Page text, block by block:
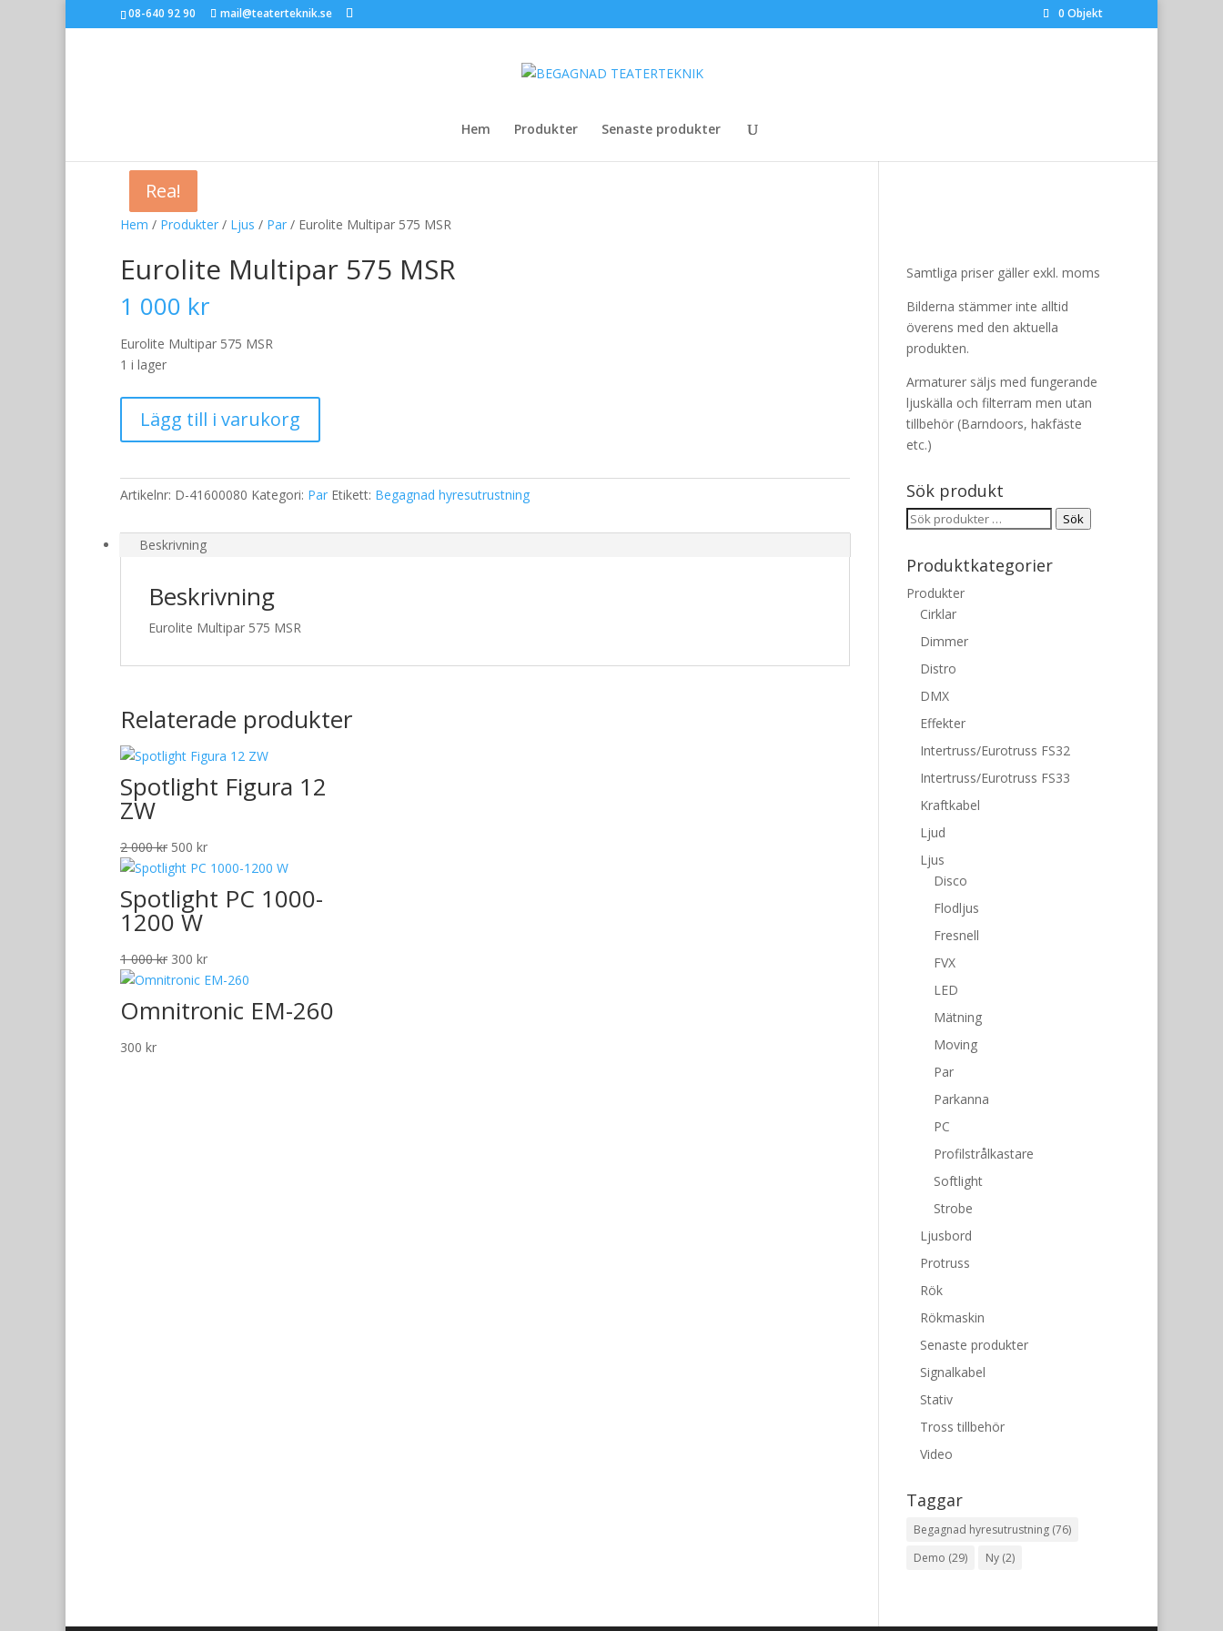
08-640 92 90 mail@teaterteknik.se 0 Objekt
Hem Produkter Senaste produkter
Hem / Produkter / Ljus / Par / Eurolite Multipar 575 MSR
Eurolite Multipar 575 MSR
1 000 kr
Eurolite Multipar 575 MSR
1 i lager
Multipar
575
mängd
Lägg till i varukorg
Artikelnr: D-41600080 Kategori: Par Etikett: Begagnad hyresutrustning
Beskrivning
Beskrivning
Eurolite Multipar 575 MSR
Relaterade produkter
Rea!
Spotlight Figura 12
ZW
2 000kr Det
ursprungliga
priset
var:
2
000 kr.
500 krDet
nuvarande
priset
är:
Rea!
Spotlight PC 1000-
1200 W
1 000kr Det
ursprungliga
priset
var:
300 krDet
nuvarande
priset
är:
Omnitronic EM-260
300 kr
Samtliga priser gäller exkl. moms
Bilderna stämmer inte alltid
överens med den aktuella
produkten.
Armaturer säljs med fungerande
ljuskälla och filterram men utan
tillbehör (Barndoors, hakfäste
etc.)
Sök produkt
Sök
Sök
Produktkategorier
Produkter
Cirklar
Dimmer
Distro
DMX
Effekter
Intertruss/Eurotruss FS32
Intertruss/Eurotruss FS33
Kraftkabel
Ljud
Ljus
Disco
Flodljus
Fresnell
FVX
LED
Mätning
Moving
Par
Parkanna
PC
Profilstrålkastare
Softlight
Strobe
Ljusbord
Protruss
Rök
Rökmaskin
Senaste produkter
Signalkabel
Stativ
Tross tillbehör
Video
Taggar
Begagnad hyresutrustning (76)
Demo (29) Ny (2)